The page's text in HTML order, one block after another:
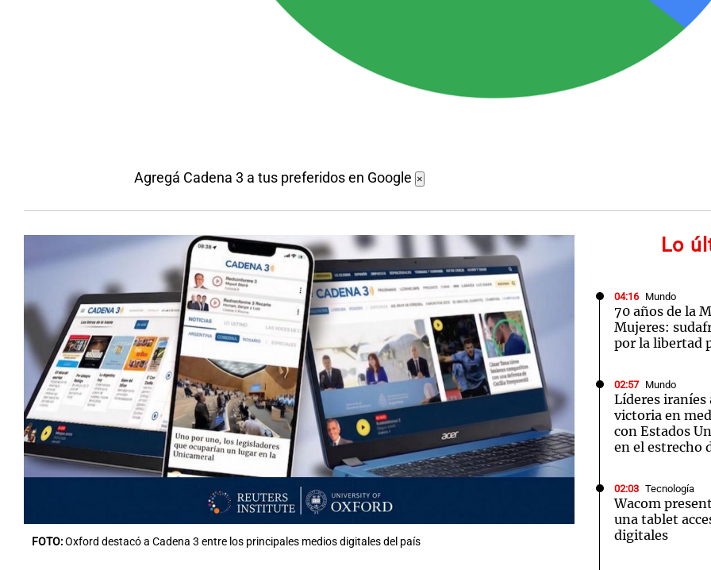
Agregá Cadena 3 a tus preferidos en Google ×
FOTO:Oxford destacó a Cadena 3 entre los principales medios digitales del país
Lo
04:16 Mundo
70 años de la
Mujeres:
por la libertad
02:57 Mundo
Líderes iraníes
victoria en
con Estados
en el estrecho
02:03 Tecnología
Wacom
una tablet
digitales